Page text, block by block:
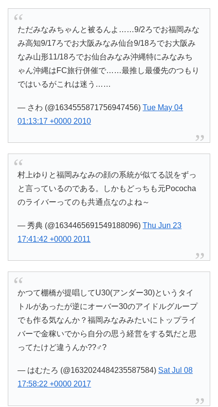
ただみなみちゃんと被るんよ……9/2ろでお福岡みな
み高知9/17ろでお大阪みなみ仙台9/18ろでお大阪み
なみ山形11/18ろでお仙台みなみ沖縄特にみなみち
ゃん沖縄はFC旅行併催で……最推し最優先のつもり
ではいるがこれは迷う……
— さわ (@1634555871756947456)Tue May 04
01:13:17 +0000 2010
村上ゆりと福岡みなみの顔の系統が似てる説をずっ
と言っているのである。しかもどっちも元Pococha
のライバーってのも共通点なのよね～
— 秀典 (@1634465691549188096)Thu Jun 23
17:41:42 +0000 2011
かつて棚橋が提唱してU30(アンダー30)というタイ
トルがあったが逆にオーバー30のアイドルグループ
でも作る気なんか？福岡みなみみたいにトップライ
バーで金稼いでから自分の思う経営をする気だと思
ってたけど違うんか??♂?
— はむたろ (@1632024484235587584) Sat Jul 08
17:58:22 +0000 2017